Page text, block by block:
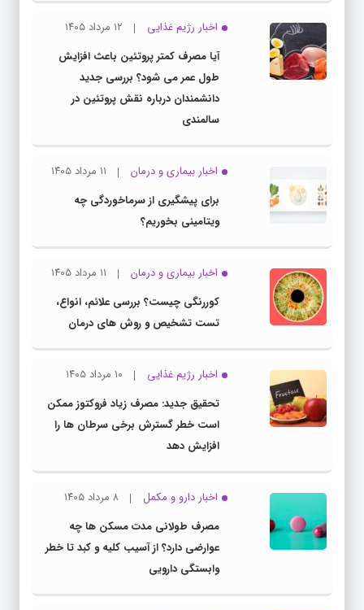
اخبار رژیم غذایی
۱۲ مرداد ۱۴۰۵
آیا مصرف کمتر پروتئین باعث افزایش
طول عمر می شود؟ بررسی جدید
دانشمندان درباره نقش پروتئین در
سالمندی
اخبار بیماری و درمان
۱۱ مرداد ۱۴۰۵
برای پیشگیری از سرماخوردگی چه
ویتامینی بخوریم؟
اخبار بیماری و درمان
۱۱ مرداد ۱۴۰۵
کوررنگی چیست؟ بررسی علائم، انواع،
تست تشخیص و روش های درمان
اخبار رژیم غذایی
۱۰ مرداد ۱۴۰۵
تحقیق جدید: مصرف زیاد فروکتوز ممکن
است خطر گسترش برخی سرطان ها را
افزایش دهد
اخبار دارو و مکمل
۸ مرداد ۱۴۰۵
مصرف طولانی مدت مسکن ها چه
عوارضی دارد؟ از آسیب کلیه و کبد تا خطر
وابستگی دارویی